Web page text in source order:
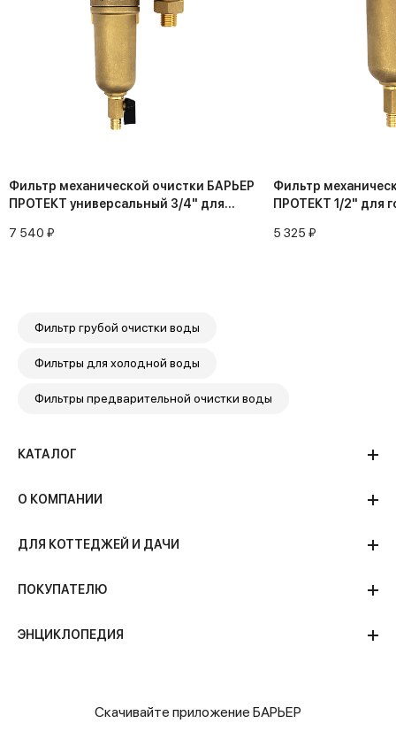
Фильтр механической очистки БАРЬЕР
ПРОТЕКТ универсальный 3/4" для
7 540 ₽
Фильтр
ПРОТЕКТ 1/2" для
5 325 ₽
Фильтр грубой очистки воды
Фильтры для холодной воды
Фильтры предварительной очистки воды
КАТАЛОГ
О КОМПАНИИ
ДЛЯ КОТТЕДЖЕЙ И ДАЧИ
ПОКУПАТЕЛЮ
ЭНЦИКЛОПЕДИЯ
Скачивайте приложение БАРЬЕР